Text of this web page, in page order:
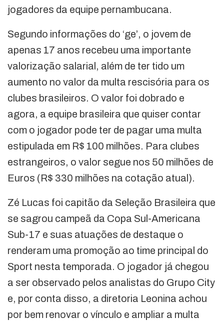
jogadores da equipe pernambucana.
Segundo informações do ‘ge’, o jovem de
apenas 17 anos recebeu uma importante
valorização salarial, além de ter tido um
aumento no valor da multa rescisória para os
clubes brasileiros. O valor foi dobrado e
agora, a equipe brasileira que quiser contar
com o jogador pode ter de pagar uma multa
estipulada em R$ 100 milhões. Para clubes
estrangeiros, o valor segue nos 50 milhões de
Euros (R$ 330 milhões na cotação atual).
Zé Lucas foi capitão da Seleção Brasileira que
se sagrou campeã da Copa Sul-Americana
Sub-17 e suas atuações de destaque o
renderam uma promoção ao time principal do
Sport nesta temporada. O jogador já chegou
a ser observado pelos analistas do Grupo City
e, por conta disso, a diretoria Leonina achou
por bem renovar o vínculo e ampliar a multa